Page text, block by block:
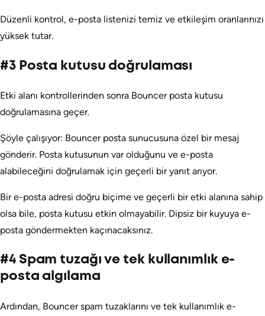
Düzenli kontrol, e-posta listenizi temiz ve etkileşim oranlarınızı
yüksek tutar.
#3 Posta kutusu doğrulaması
Etki alanı kontrollerinden sonra Bouncer posta kutusu
doğrulamasına geçer.
Şöyle çalışıyor: Bouncer posta sunucusuna özel bir mesaj
gönderir. Posta kutusunun var olduğunu ve e-posta
alabileceğini doğrulamak için geçerli bir yanıt arıyor.
Bir e-posta adresi doğru biçime ve geçerli bir etki alanına sahip
olsa bile, posta kutusu etkin olmayabilir. Dipsiz bir kuyuya e-
posta göndermekten kaçınacaksınız.
#4 Spam tuzağı ve tek kullanımlık e-
posta algılama
Ardından, Bouncer spam tuzaklarını ve tek kullanımlık e-